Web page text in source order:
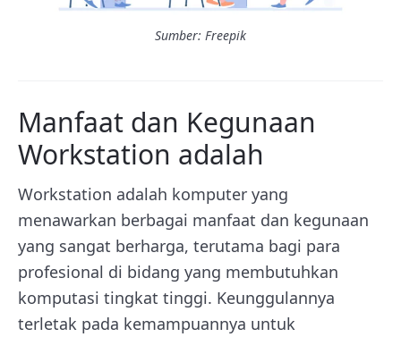
Sumber: Freepik
Manfaat dan Kegunaan
Workstation adalah
Workstation adalah komputer yang
menawarkan berbagai manfaat dan kegunaan
yang sangat berharga, terutama bagi para
profesional di bidang yang membutuhkan
komputasi tingkat tinggi. Keunggulannya
terletak pada kemampuannya untuk